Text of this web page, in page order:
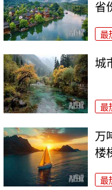
省
最
城
最
万
楼
最